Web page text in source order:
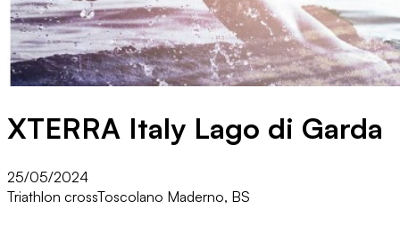
XTERRA Italy Lago di Garda
25/05/2024
Triathlon crossToscolano Maderno, BS